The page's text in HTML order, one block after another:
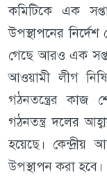
কমিটিকে এক
উপস্থাপনের
গেছে আরও এক
আওয়ামী লীগ
গঠনতন্ত্রের কাজ
গঠনতন্ত্র দলের
হয়েছে। কেন্দ্রীয়
উপস্থাপন করা হবে।